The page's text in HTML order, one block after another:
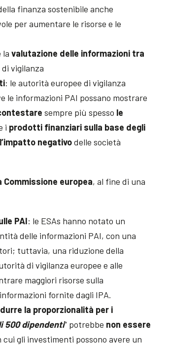
finanza sostenibile anche
per aumentare le risorse e le
lavalutazione delle informazioni tra
vigilanza
: le autorità europee di vigilanza
le informazioni PAI possano mostrare
sempre più spesso le
i prodotti finanziari sulla base degli
negativodelle società
europea, al fine di una
PAI: le ESAs hanno notato un
delle informazioni PAI, con una
tuttavia, una riduzione della
di vigilanza europee e alle
maggiori risorse sulla
fornite dagli IPA.
la proporzionalità per i
500 dipendenti” potrebbe non essere
gli investimenti possono avere un